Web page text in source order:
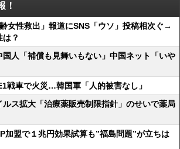
！
女性救出」報道にSNS「ウソ」投稿相次ぐ→
？
人「補償も見舞いもない」中国ネット「いや
戦車で火災…韓国軍「人的被害なし」
ス拡大「治療薬販売制限指針」のせいで薬局
加盟で１兆円効果試算も”福島問題”が立ちは